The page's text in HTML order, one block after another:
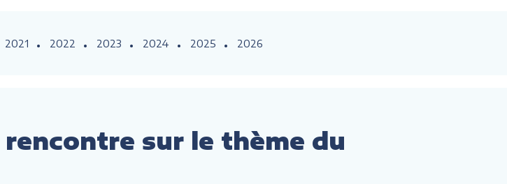
2021 2022 2023 2024 2025 2026
sur le thème du